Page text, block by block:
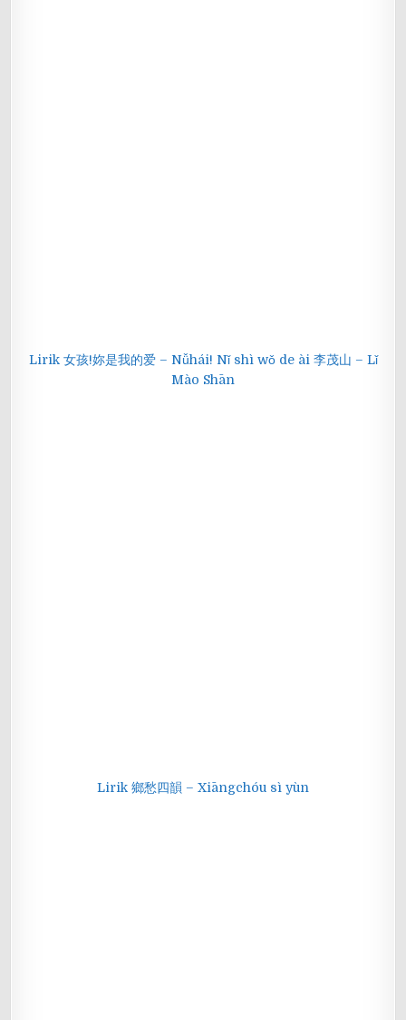
Lirik 女孩!妳是我的爱 – Nǚhái! Nǐ shì wǒ de ài 李茂山 – Lǐ
Mào Shān
Lirik 鄉愁四韻 – Xiāngchóu sì yùn